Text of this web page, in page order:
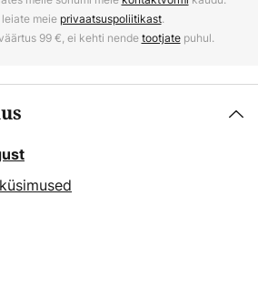
meie privaatsuspoliitikast.
99 €, ei kehti nendetootjatepuhul.